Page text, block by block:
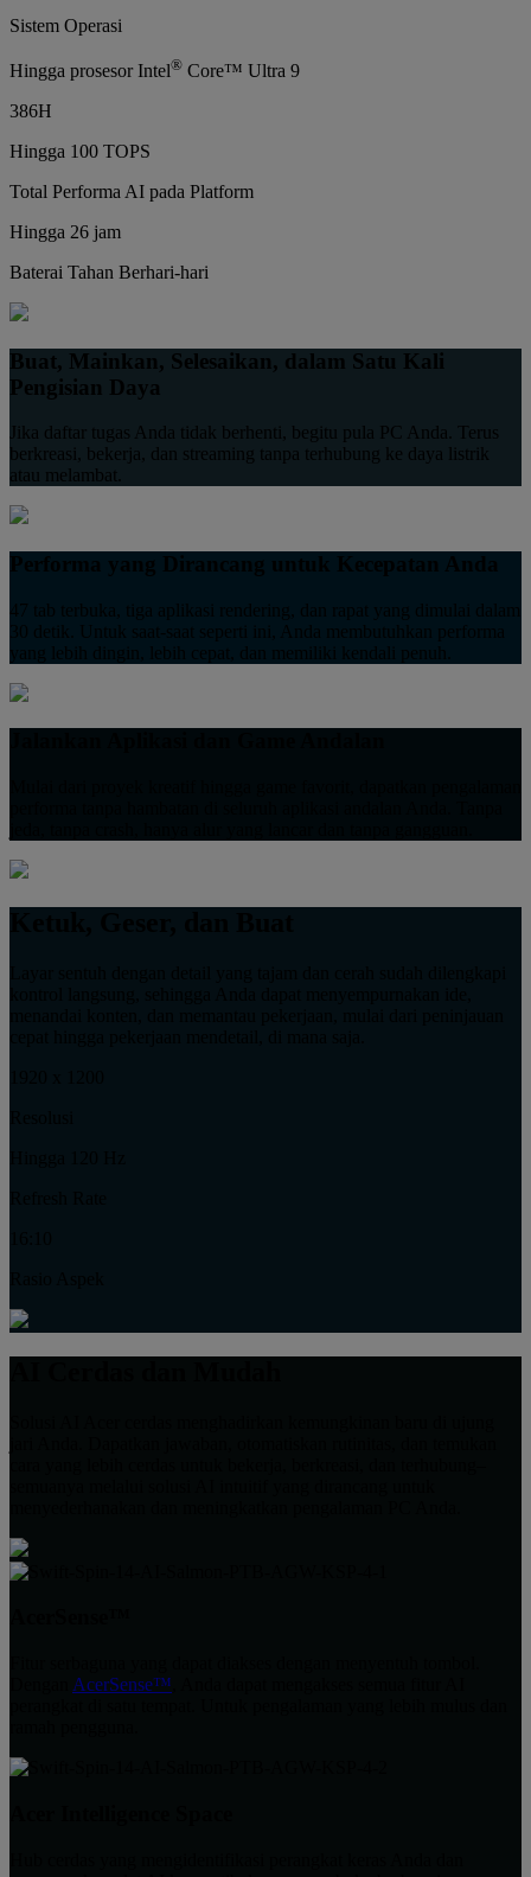
Sistem Operasi
Hingga prosesor Intel® Core™ Ultra 9
386H
Hingga 100 TOPS
Total Performa AI pada Platform
Hingga 26 jam
Baterai Tahan Berhari-hari
Buat, Mainkan, Selesaikan, dalam Satu Kali
Pengisian Daya
Jika daftar tugas Anda tidak berhenti, begitu pula PC Anda. Terus
berkreasi, bekerja, dan streaming tanpa terhubung ke daya listrik
atau melambat.
Performa yang Dirancang untuk Kecepatan Anda
47 tab terbuka, tiga aplikasi rendering, dan rapat yang dimulai dalam
30 detik. Untuk saat-saat seperti ini, Anda membutuhkan performa
yang lebih dingin, lebih cepat, dan memiliki kendali penuh.
AcerSense™